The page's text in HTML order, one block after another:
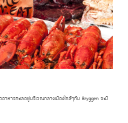
าหารทะเลอยู่บริเวณกลางเมืองใกล้ๆกับ Bryggen จะมี